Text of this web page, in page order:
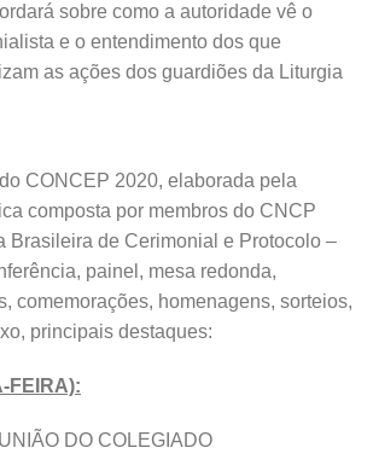
sobre como a autoridade vê o
e o entendimento dos que
as ações dos guardiões da Liturgia
CONCEP 2020, elaborada pela
composta por membros do CNCP
Brasileira de Cerimonial e Protocolo –
painel, mesa redonda,
comemorações, homenagens, sorteios,
principais destaques:
FEIRA):
DO COLEGIADO